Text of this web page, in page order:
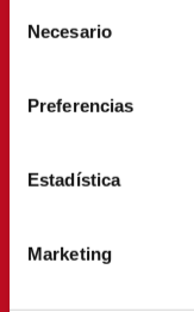
Necesario
Preferencias
Estadística
Marketing